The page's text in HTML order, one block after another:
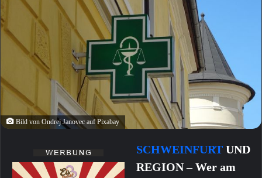
Bild von Ondrej Janovec auf Pixabay
SCHWEINFURT UND
REGION – Wer am